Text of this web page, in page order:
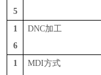
5
1
6
DNC加工
1
MDI方式